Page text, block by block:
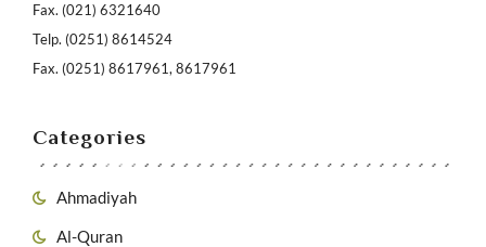
Fax. (021) 6321640
Telp. (0251) 8614524
Fax. (0251) 8617961, 8617961
Categories
Ahmadiyah
Al-Quran